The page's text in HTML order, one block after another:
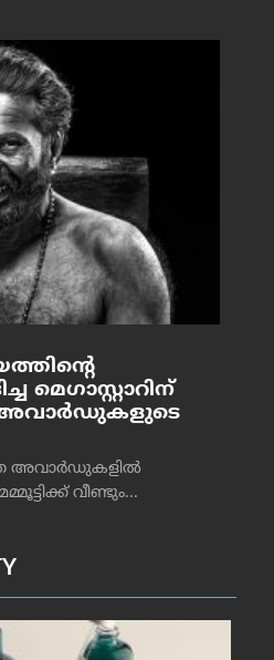
മെഗാസ്റ്റാറിന്
അവാർഡുകളുടെ
അവാര്‍ഡുകളില്‍
വീണ്ടും...